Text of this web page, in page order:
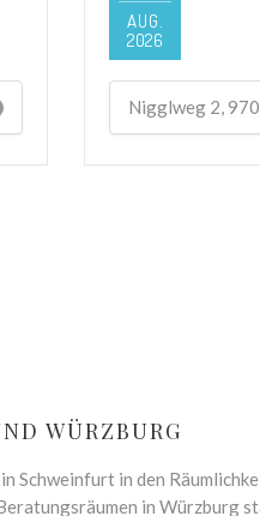
AUG.
2026
Nigglweg 2,
WÜRZBURG
in den
in Würzburg